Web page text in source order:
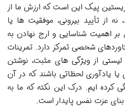
پیک این است که ارزش ما از
از تأیید بیرونی، موفقیت ها یا
اهمیت شناسایی و ارج نهادن به
شخصی تمرکز دارد. تمرینات
از ویژگی های مثبت، نوشتن
یادآوری لحظاتی باشند که در آن
ایم. درک این نکته که ما به
عزت نفس پایدار است.